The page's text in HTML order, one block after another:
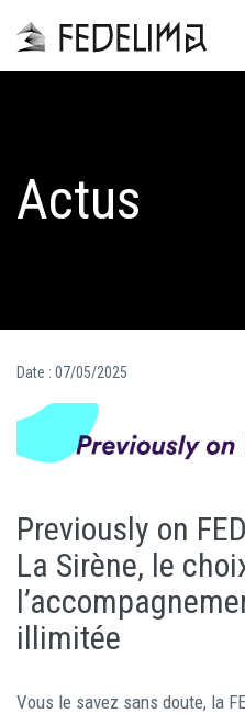
Actus
Date : 07/05/2025
Previously on
La Sirène, le
illimitée
Vous le savez sans doute, la